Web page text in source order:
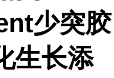
少突胶
生长添